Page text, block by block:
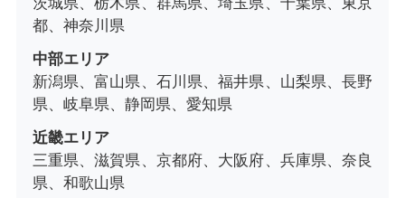
都、神奈川県
中部エリア
新潟県、富山県、石川県、福井県、山梨県、長野
県、岐阜県、静岡県、愛知県
近畿エリア
三重県、滋賀県、京都府、大阪府、兵庫県、奈良
県、和歌山県